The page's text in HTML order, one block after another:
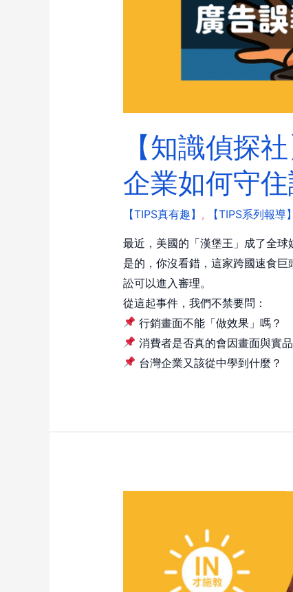
【知識偵探
企業如何守住
【TIPS真有趣】 , 【TIPS系列報導】
最近，美國的「漢堡王」成了全
是的，你沒看錯，這家跨國速食
訟可以進入審理。
從這起事件，我們不禁要問：
行銷畫面不能「做效果」嗎？
消費者是否真的會因畫面與實
台灣企業又該從中學到什麼？